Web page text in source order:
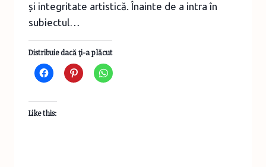
și integritate artistică. Înainte de a intra în
subiectul…
Distribuie dacă ţi-a plăcut
Like this: